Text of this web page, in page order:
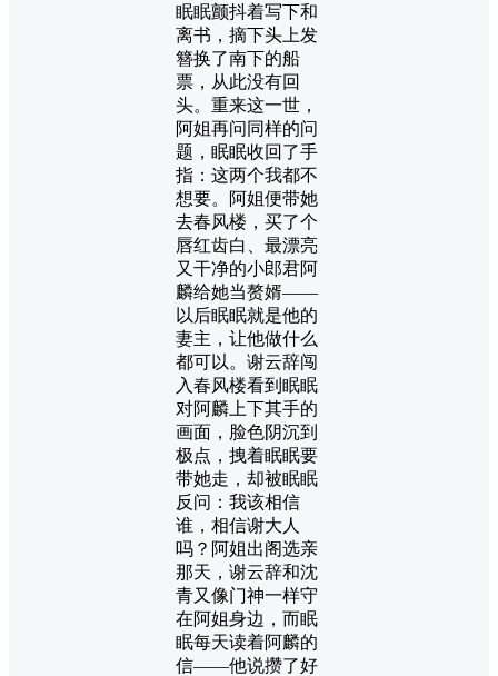
眠眠颤抖着写下和
离书，摘下头上发
簪换了南下的船
票，从此没有回
头。重来这一世，
阿姐再问同样的问
题，眠眠收回了手
指：这两个我都不
想要。阿姐便带她
去春风楼，买了个
唇红齿白、最漂亮
又干净的小郎君阿
麟给她当赘婿——
以后眠眠就是他的
妻主，让他做什么
都可以。谢云辞闯
入春风楼看到眠眠
对阿麟上下其手的
画面，脸色阴沉到
极点，拽着眠眠要
带她走，却被眠眠
反问：我该相信
谁，相信谢大人
吗？阿姐出阁选亲
那天，谢云辞和沈
青又像门神一样守
在阿姐身边，而眠
眠每天读着阿麟的
信——他说攒了好